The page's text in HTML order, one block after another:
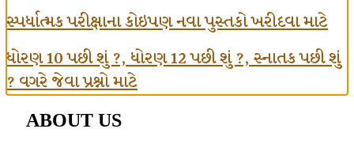
સ્પર્ધાત્મક પરીક્ષાના કોઇપણ નવા પુસ્તકો ખરીદવા માટે
ધોરણ 10 પછી શું ?, ધોરણ 12 પછી શું ?, સ્નાતક પછી શું
? વગરે જેવા પ્રશ્નો માટે
ABOUT US